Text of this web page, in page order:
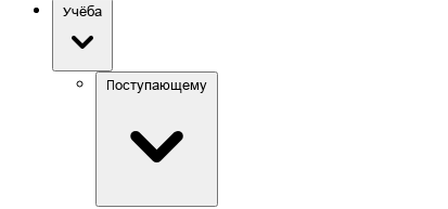
Учёба
Поступающему